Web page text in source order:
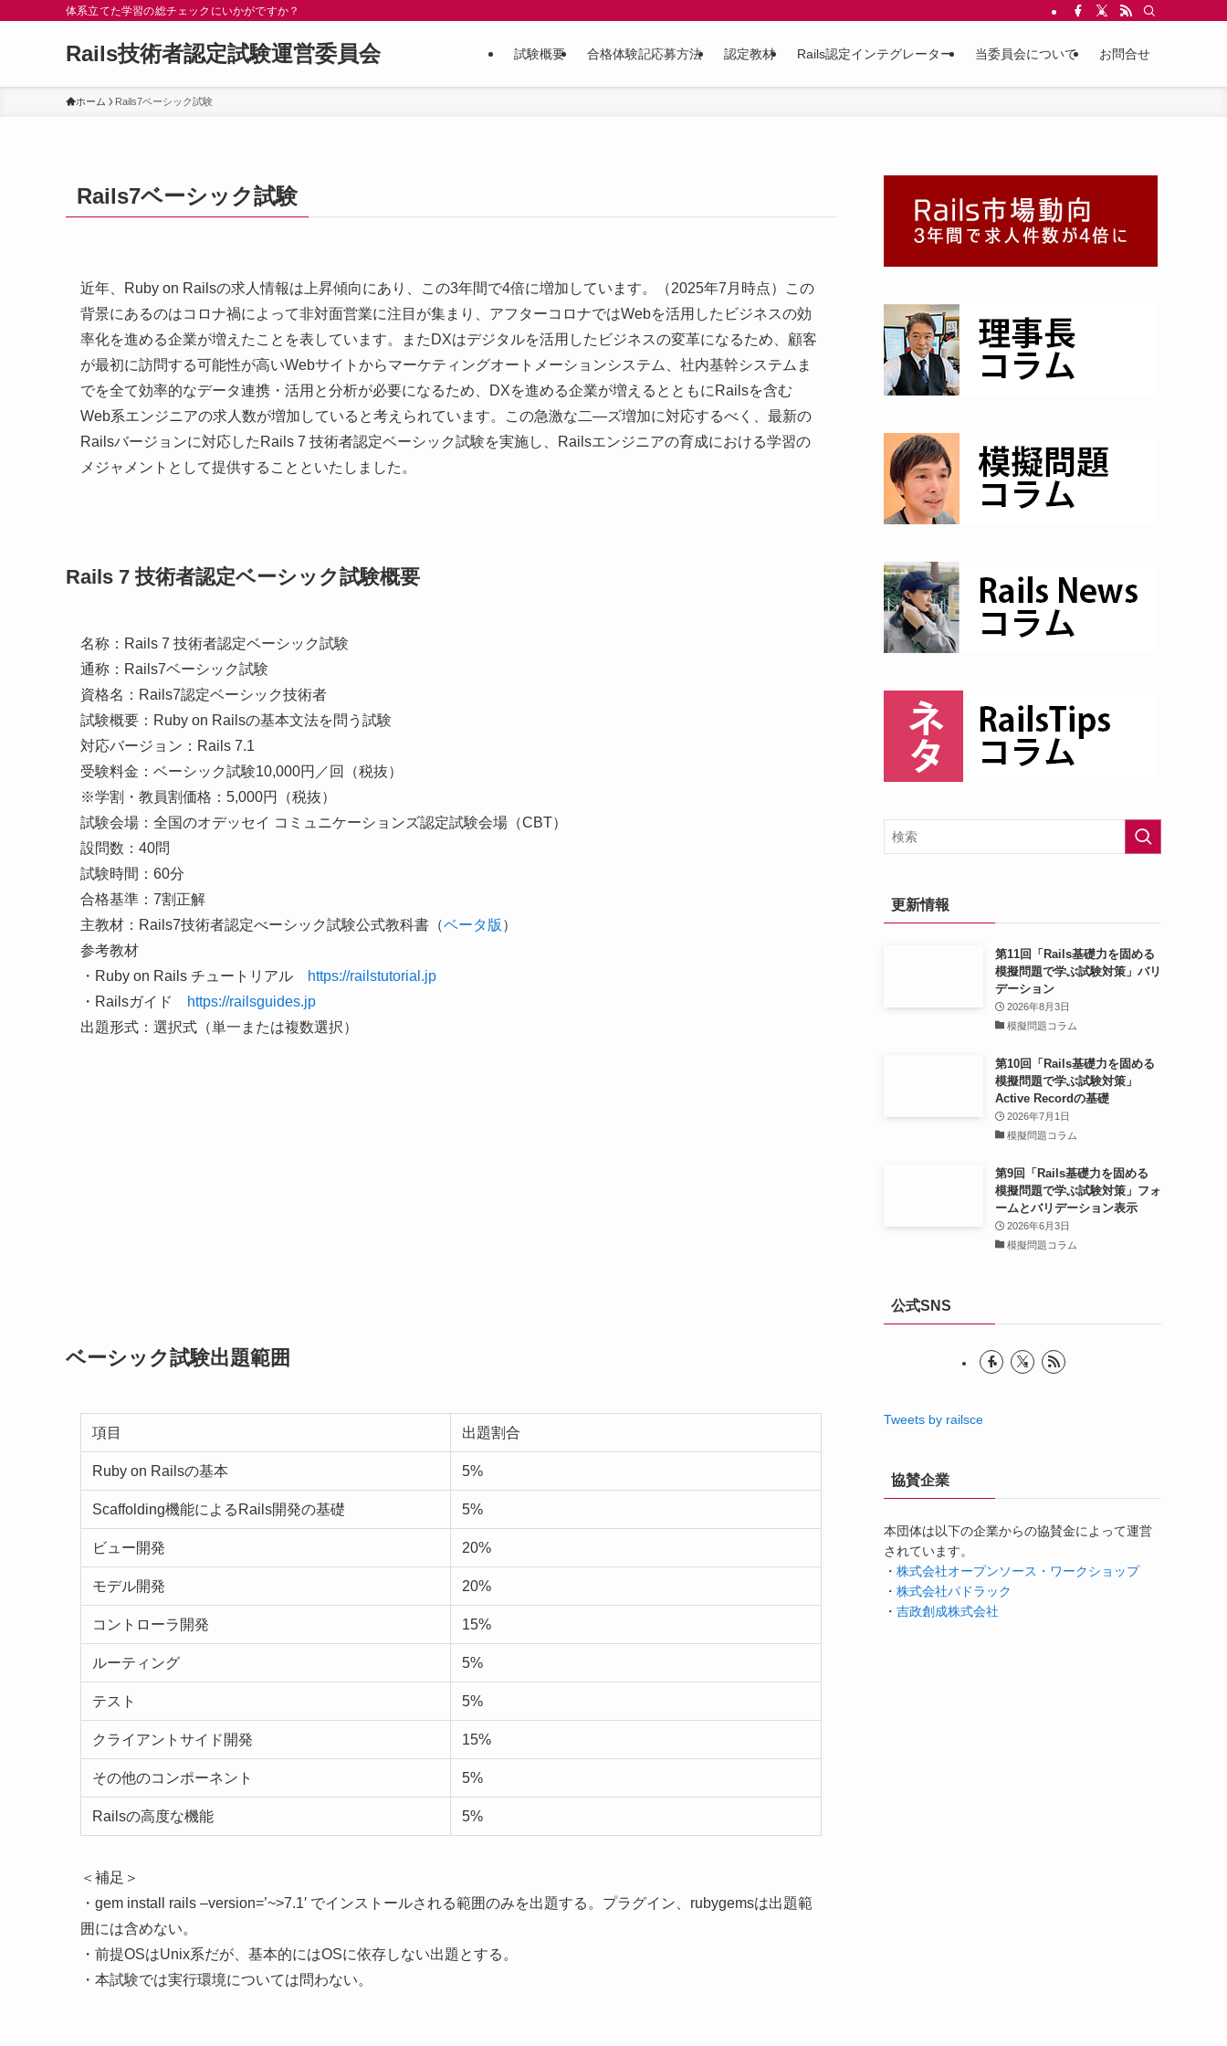
体系立てた学習の総チェックにいかがですか？
Rails技術者認定試験運営委員会 試験概要 合格体験記応募方法 認定教材 Rails認定インテグレーター 当委員会について お問合せ
ホーム Rails7ベーシック試験
Rails7ベーシック試験
近年、Ruby on Railsの求人情報は上昇傾向にあり、この3年間で4倍に増加しています。（2025年7月時点）この
背景にあるのはコロナ禍によって非対面営業に注目が集まり、アフターコロナではWebを活用したビジネスの効
率化を進める企業が増えたことを表しています。またDXはデジタルを活用したビジネスの変革になるため、顧客
が最初に訪問する可能性が高いWebサイトからマーケティングオートメーションシステム、社内基幹システムま
でを全て効率的なデータ連携・活用と分析が必要になるため、DXを進める企業が増えるとともにRailsを含む
Web系エンジニアの求人数が増加していると考えられています。この急激な二―ズ増加に対応するべく、最新の
Railsバージョンに対応したRails 7 技術者認定ベーシック試験を実施し、Railsエンジニアの育成における学習の
メジャメントとして提供することといたしました。
Rails 7 技術者認定ベーシック試験概要
名称：Rails 7 技術者認定ベーシック試験
通称：Rails7ベーシック試験
資格名：Rails7認定ベーシック技術者
試験概要：Ruby on Railsの基本文法を問う試験
対応バージョン：Rails 7.1
受験料金：ベーシック試験10,000円／回（税抜）
※学割・教員割価格：5,000円（税抜）
試験会場：全国のオデッセイ コミュニケーションズ認定試験会場（CBT）
設問数：40問
試験時間：60分
合格基準：7割正解
主教材：Rails7技術者認定べーシック試験公式教科書（ベータ版 ）
参考教材
・Ruby on Rails チュートリアル
https://railstutorial.jp
・Railsガイド
https://railsguides.jp
出題形式：選択式（単一または複数選択）
ベーシック試験出題範囲
項目 出題割合
Ruby on Railsの基本 5%
Scaffolding機能によるRails開発の基礎 5%
ビュー開発 20%
モデル開発 20%
コントローラ開発 15%
ルーティング 5%
テスト 5%
クライアントサイド開発 15%
その他のコンポーネント 5%
Railsの高度な機能 5%
＜補足＞
・gem install rails –version=’~>7.1′ でインストールされる範囲のみを出題する。プラグイン、rubygemsは出題範
囲には含めない。
・前提OSはUnix系だが、基本的にはOSに依存しない出題とする。
・本試験では実行環境については問わない。
更新情報
第11回「Rails基礎力を固める
模擬問題で学ぶ試験対策」バリ
デーション
2026年8月3日
模擬問題コラム
第10回「Rails基礎力を固める
模擬問題で学ぶ試験対策」
Active Recordの基礎
2026年7月1日
模擬問題コラム
第9回「Rails基礎力を固める
模擬問題で学ぶ試験対策」フォ
ームとバリデーション表示
2026年6月3日
模擬問題コラム
公式SNS
Tweets by railsce
協賛企業
本団体は以下の企業からの協賛金によって運営
されています。
・ 株式会社オープンソース・ワークショップ
・ 株式会社パドラック
・ 吉政創成株式会社